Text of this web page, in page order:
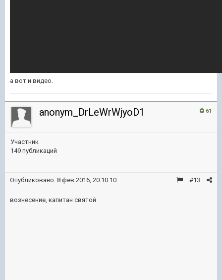
а вот и видео.
61
anonym_DrLeWrWjyoD1
Участник
149 публикаций
#13
Опубликовано: 8 фев 2016, 20:10:10
вознесение, капитан святой